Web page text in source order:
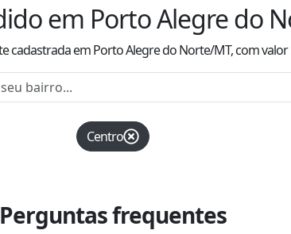
em Porto Alegre do
cadastradaem Porto Alegre do Norte/MT, com valor
Centro
Perguntas frequentes